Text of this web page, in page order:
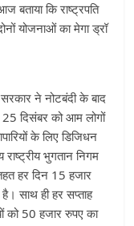
बताया कि राष्ट्रपति
योजनाओं का मेगा ड्रॉ
ने नोटबंदी के बाद
दिसंबर को आम लोगों
के लिए डिजिधन
भुगतान निगम
हर दिन 15 हजार
साथ ही हर सप्ताह
को 50 हजार रुपए का